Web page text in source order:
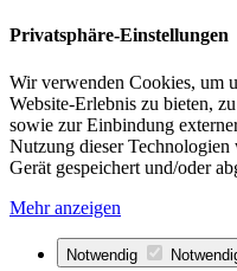
Privatsphäre-Einstellungen
Wir verwenden Cookies, um
Website-Erlebnis zu bieten,
sowie zur Einbindung
Nutzung dieser
Gerät gespeichert und/oder
Mehr anzeigen
Notwendig